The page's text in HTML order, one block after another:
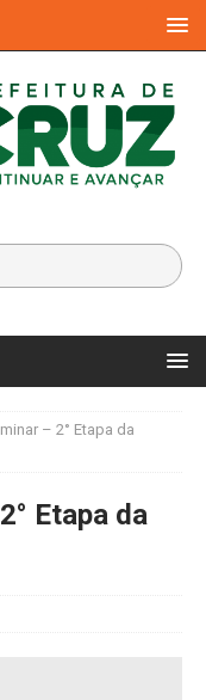
– 2° Etapa da
Etapa da